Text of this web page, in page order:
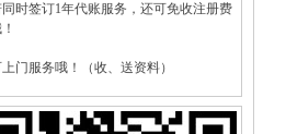
时签订1年代账服务，还可免收注册费
门服务哦！（收、送资料）
急服务哦！（最快可1工作日）